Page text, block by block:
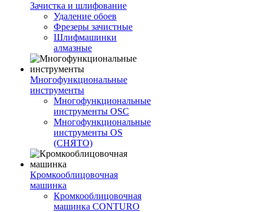
Зачистка и шлифование
Удаление обоев
Фрезеры зачистные
Шлифмашинки
алмазные
Многофункциональные
инструменты
Многофункциональные
инструменты OSC
Многофункциональные
инструменты OS
(СНЯТО)
Кромкооблицовочная
машинка
Кромкооблицовочная
машинка CONTURO